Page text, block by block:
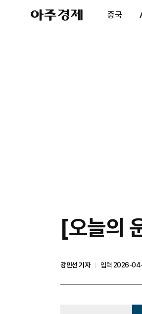
아
주
제
중국
[오늘의
강민선 기자
입력 2026-